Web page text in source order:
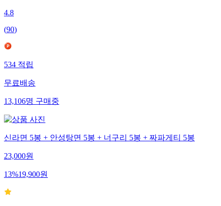
4.8
(90)
534적립
무료배송
13,106명구매중
신라면 5봉 + 안성탕면 5봉 + 너구리 5봉 + 짜파게티 5봉
23,000원
13%19,900원